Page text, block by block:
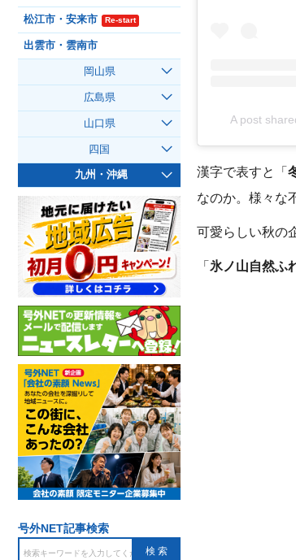
A post
漢字で表すと「
なのか。様々な
可愛らしい秋の
「氷ノ山自然ふ
松江市・安来市 Re-start
出雲市・雲南市
岡山県
広島県
山口県
四国
九州・沖縄
号外NET記事検索